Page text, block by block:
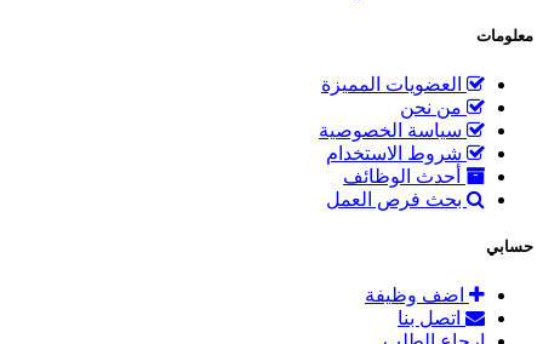
معلومات
العضويات المميزة
من نحن
سياسة الخصوصية
شروط الاستخدام
أحدث الوظائف
بحث فرص العمل
حسابي
اضف وظيفة
اتصل بنا